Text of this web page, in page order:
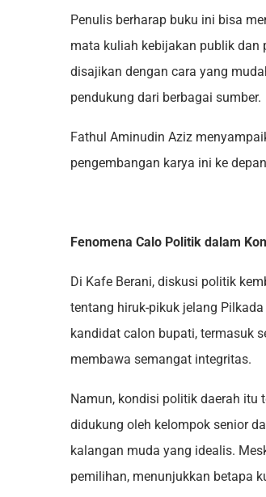
Penulis berharap buku ini bisa
mata kuliah kebijakan publik dan
disajikan dengan cara yang
pendukung dari berbagai sumber.
Fathul Aminudin Aziz
pengembangan karya ini ke
Fenomena Calo Politik dalam
Di Kafe Berani, diskusi politik
tentang hiruk-pikuk jelang
kandidat calon bupati, termasuk
membawa semangat integritas.
Namun, kondisi politik daerah itu
didukung oleh kelompok senior
kalangan muda yang idealis.
pemilihan, menunjukkan betapa